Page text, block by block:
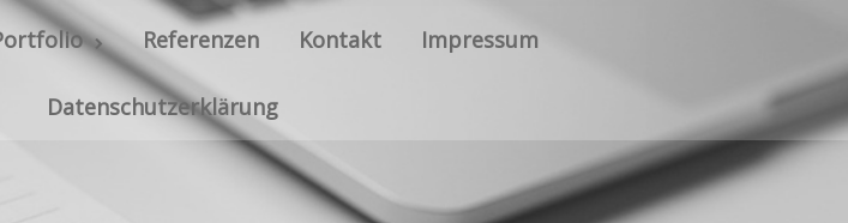
Referenzen Kontakt Impressum
Datenschutzerklärung